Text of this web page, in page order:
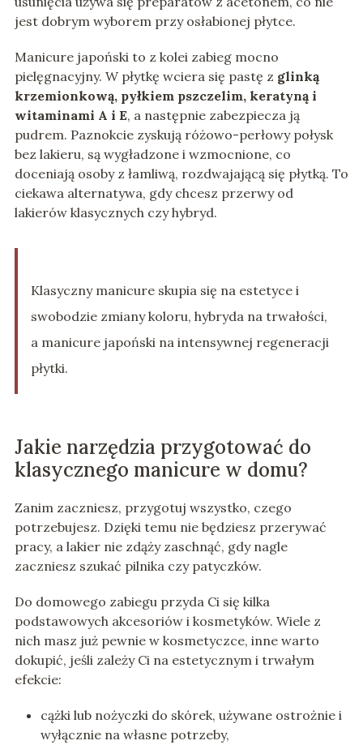
jest dobrym wyborem przy osłabionej płytce.
Manicure japoński to z kolei zabieg mocno
pielęgnacyjny. W płytkę wciera się pastę z glinką
krzemionkową, pyłkiem pszczelim, keratyną i
witaminami A i E, a następnie zabezpiecza ją
pudrem. Paznokcie zyskują różowo-perłowy połysk
bez lakieru, są wygładzone i wzmocnione, co
doceniają osoby z łamliwą, rozdwajającą się płytką. To
ciekawa alternatywa, gdy chcesz przerwy od
lakierów klasycznych czy hybryd.
Klasyczny manicure skupia się na estetyce i
swobodzie zmiany koloru, hybryda na trwałości,
a manicure japoński na intensywnej regeneracji
płytki.
Jakie narzędzia przygotować do
klasycznego manicure w domu?
Zanim zaczniesz, przygotuj wszystko, czego
potrzebujesz. Dzięki temu nie będziesz przerywać
pracy, a lakier nie zdąży zaschnąć, gdy nagle
zaczniesz szukać pilnika czy patyczków.
Do domowego zabiegu przyda Ci się kilka
podstawowych akcesoriów i kosmetyków. Wiele z
nich masz już pewnie w kosmetyczce, inne warto
dokupić, jeśli zależy Ci na estetycznym i trwałym
efekcie:
cążki lub nożyczki do skórek, używane ostrożnie i
wyłącznie na własne potrzeby,